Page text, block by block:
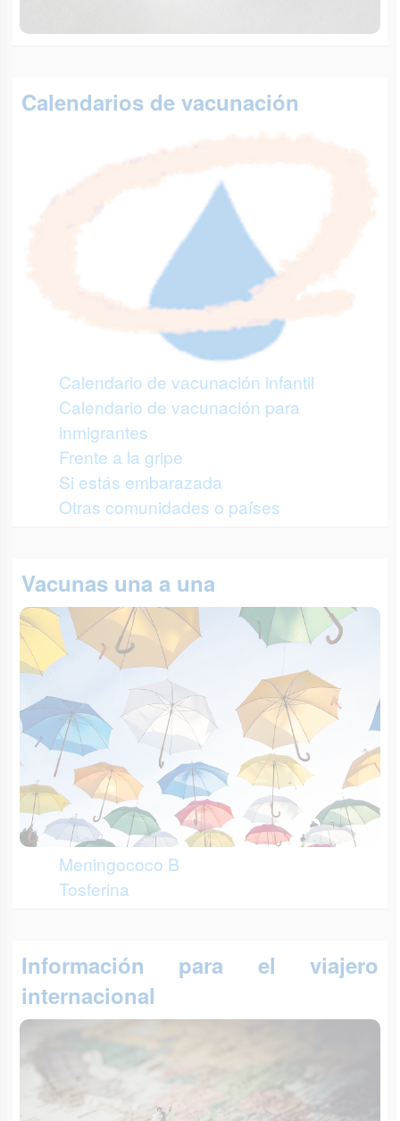
Calendarios de vacunación
Calendario de vacunación infantil
Calendario de vacunación para
inmigrantes
Frente a la gripe
Si estás embarazada
Otras comunidades o países
Vacunas una a una
Meningococo B
Tosferina
Información para el viajero
internacional